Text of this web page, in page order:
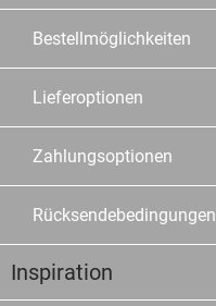
Bestellmöglichkeiten
Lieferoptionen
Zahlungsoptionen
Rücksendebedingungen
Inspiration